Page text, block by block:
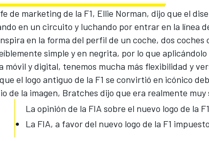
de marketing de la F1, Ellie Norman, dijo que el
en un circuito y luchando por entrar en la línea
en la forma del perfil de un coche, dos
simple y en negrita, por lo que
móvil y digital, tenemos mucha más flexibilidad y
el logo antiguo de la F1 se convirtió en icónico
de la imagen, Bratches dijo que era realmente
La opinión de la FIA sobre el nuevo logo de la F1
La FIA, a favor del nuevo logo de la F1